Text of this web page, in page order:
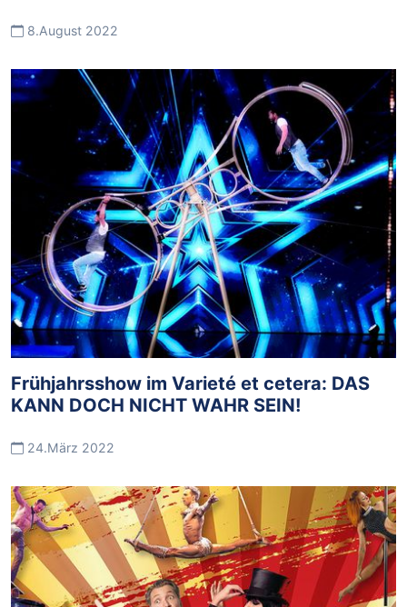
8.August 2022
Frühjahrsshow im Varieté et cetera: DAS
KANN DOCH NICHT WAHR SEIN!
24.März 2022